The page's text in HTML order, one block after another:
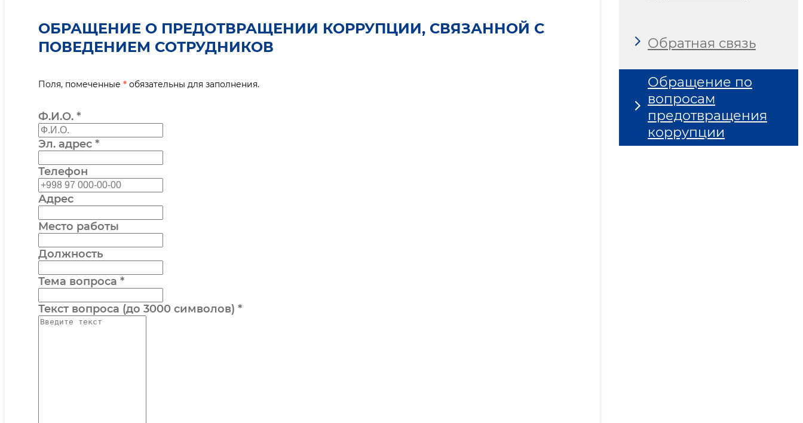
ОБРАЩЕНИЕ О ПРЕДОТВРАЩЕНИИ КОРРУПЦИИ, СВЯЗАННОЙ С
ПОВЕДЕНИЕМ СОТРУДНИКОВ
Поля, помеченные * обязательны для заполнения.
Ф.И.О. *
Эл. адрес *
Телефон
Адрес
Место работы
Должность
Тема вопроса *
Текст вопроса (до 3000 символов) *
Обратная связь
Обращение по
вопросам
предотвращения
коррупции